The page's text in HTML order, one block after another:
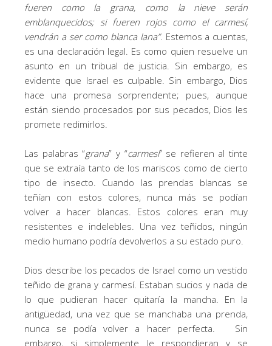
fueren como la grana, como la nieve serán
emblanquecidos; si fueren rojos como el carmesí,
vendrán a ser como blanca lana”. Estemos a cuentas,
es una declaración legal. Es como quien resuelve un
asunto en un tribual de justicia. Sin embargo, es
evidente que Israel es culpable. Sin embargo, Dios
hace una promesa sorprendente; pues, aunque
están siendo procesados por sus pecados, Dios les
promete redimirlos.
Las palabras “grana” y “carmesí” se refieren al tinte
que se extraía tanto de los mariscos como de cierto
tipo de insecto. Cuando las prendas blancas se
teñían con estos colores, nunca más se podían
volver a hacer blancas. Estos colores eran muy
resistentes e indelebles. Una vez teñidos, ningún
medio humano podría devolverlos a su estado puro.
Dios describe los pecados de Israel como un vestido
teñido de grana y carmesí. Estaban sucios y nada de
lo que pudieran hacer quitaría la mancha. En la
antigüedad, una vez que se manchaba una prenda,
nunca se podía volver a hacer perfecta. Sin
embargo, si simplemente le respondieran y se